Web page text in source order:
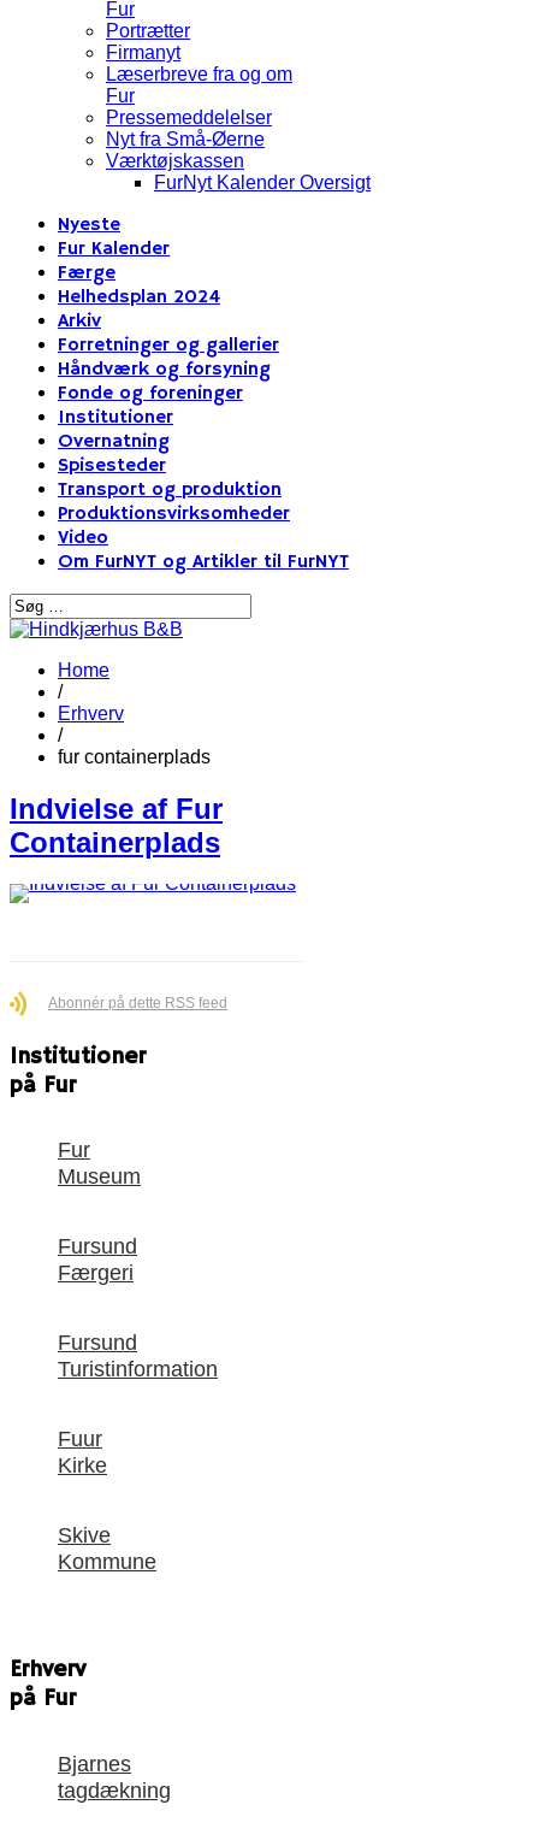
Fur
Portrætter
Firmanyt
Læserbreve fra og om
Fur
Pressemeddelelser
Nyt fra Små-Øerne
Værktøjskassen
FurNyt Kalender Oversigt
Nyeste
Fur Kalender
Færge
Helhedsplan 2024
Arkiv
Forretninger og gallerier
Håndværk og forsyning
Fonde og foreninger
Institutioner
Overnatning
Spisesteder
Transport og produktion
Produktionsvirksomheder
Video
Om FurNYT og Artikler til FurNYT
Home
/
Erhverv
/
fur containerplads
Indvielse af Fur
Containerplads
Abonnér på dette RSS feed
Institutioner
på Fur
Fur
Museum
Fursund
Færgeri
Fursund
Turistinformation
Fuur
Kirke
Skive
Kommune
Erhverv
på Fur
Bjarnes
tagdækning